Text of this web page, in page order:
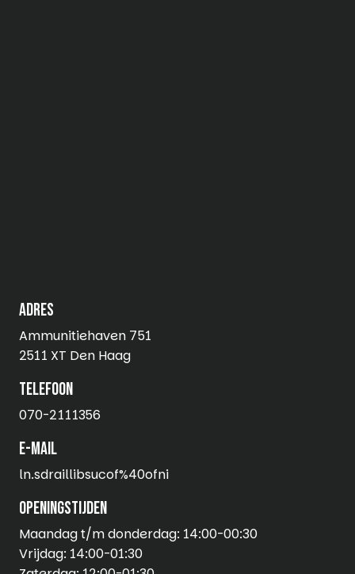
Adres
Ammunitiehaven 751
2511 XT Den Haag
telefoon
070-2111356
E-mail
ln.sdraillibsucof%40ofni
openingstijden
Maandag t/m donderdag: 14:00-00:30
Vrijdag: 14:00-01:30